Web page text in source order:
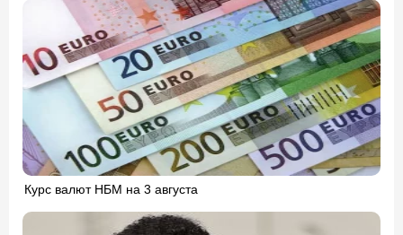
Курс валют НБМ на 3 августа